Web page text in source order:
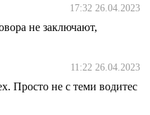
17:32 26.04.2023
не заключают,
11:22 26.04.2023
Просто не с теми водитес